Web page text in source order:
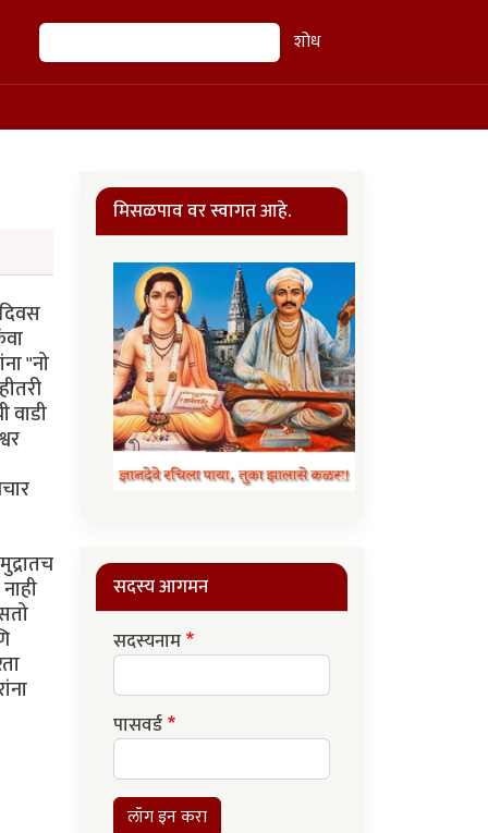
शोध शोध
"नो
वाडी
मिसळपाव वर स्वागत आहे.
सदस्य आगमन
सदस्यनाम
पासवर्ड
लॉग इन करा